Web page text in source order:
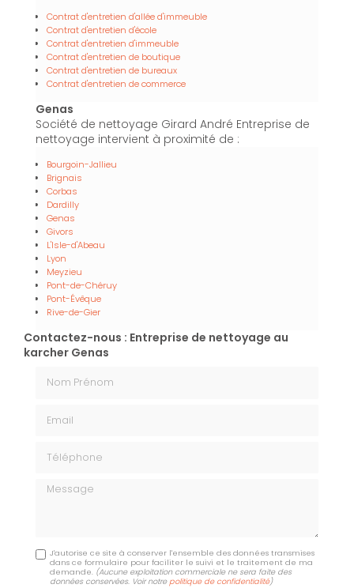
Contrat d'entretien d'allée d'immeuble
Contrat d'entretien d'école
Contrat d'entretien d'immeuble
Contrat d'entretien de boutique
Contrat d'entretien de bureaux
Contrat d'entretien de commerce
Genas
Société de nettoyage Girard André Entreprise de
nettoyage intervient à proximité de :
Bourgoin-Jallieu
Brignais
Corbas
Dardilly
Genas
Givors
L'Isle-d'Abeau
Lyon
Meyzieu
Pont-de-Chéruy
Pont-Évêque
Rive-de-Gier
Contactez-nous : Entreprise de nettoyage au
karcher Genas
Message
J'autorise ce site à conserver l'ensemble des données transmises
dans ce formulaire pour faciliter le suivi et le traitement de ma
demande. (Aucune exploitation commerciale ne sera faite des
données conservées. Voir notre politique de confidentialité)